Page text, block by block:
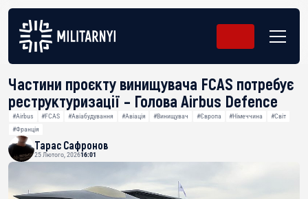
Частини проєкту винищувача FCAS потребує
реструктуризації – Голова Airbus Defence
#Airbus #FCAS #Авіабудування #Авіація #Винищувач #Європа #Німеччина
#Світ
#Франція
Тарас Сафронов
25 Лютого, 202616:01